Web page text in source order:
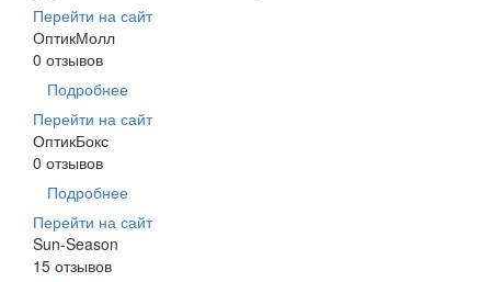
Перейти на сайт
ОптикМолл
0 отзывов
Подробнее
Перейти на сайт
ОптикБокс
0 отзывов
Подробнее
Перейти на сайт
Sun-Season
15 отзывов